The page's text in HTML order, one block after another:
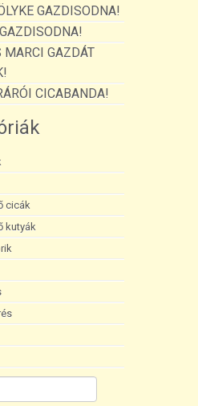
GAZDISODNA!
MARCI GAZDÁT
CICABANDA!
cicák
kutyák